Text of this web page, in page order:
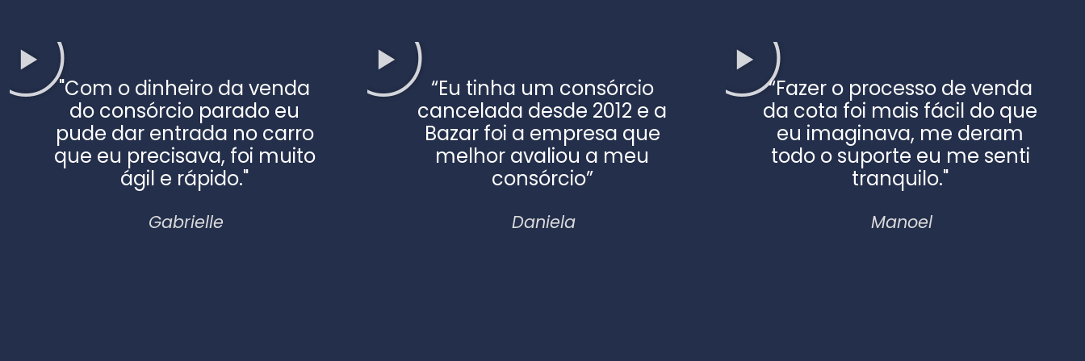
"Com o dinheiro da venda
do consórcio parado eu
pude dar entrada no carro
que eu precisava, foi muito
ágil e rápido."
Gabrielle
“Eu tinha um consórcio
cancelada desde 2012 e a
Bazar foi a empresa que
melhor avaliou a meu
consórcio”
Daniela
“Fazer o processo de venda
da cota foi mais fácil do que
eu imaginava, me deram
todo o suporte eu me senti
tranquilo."
Manoel